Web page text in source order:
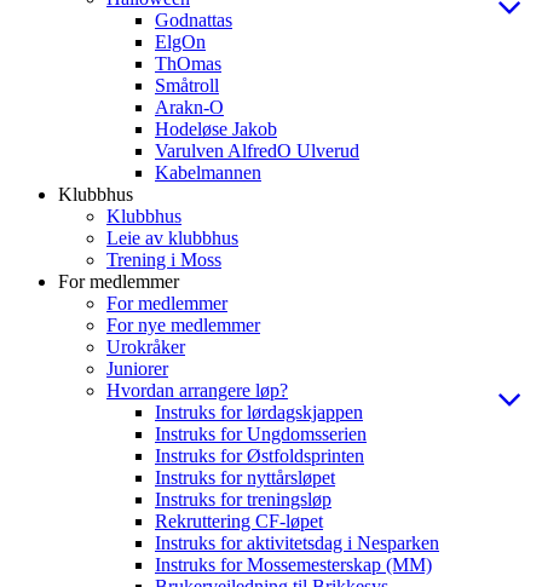
Godnattas
ElgOn
ThOmas
Småtroll
Arakn-O
Hodeløse Jakob
Varulven AlfredO Ulverud
Kabelmannen
Klubbhus
Klubbhus
Leie av klubbhus
Trening i Moss
For medlemmer
For medlemmer
For nye medlemmer
Urokråker
Juniorer
Hvordan arrangere løp?
Instruks for lørdagskjappen
Instruks for Ungdomsserien
Instruks for Østfoldsprinten
Instruks for nyttårsløpet
Instruks for treningsløp
Rekruttering CF-løpet
Instruks for aktivitetsdag i Nesparken
Instruks for Mossemesterskap (MM)